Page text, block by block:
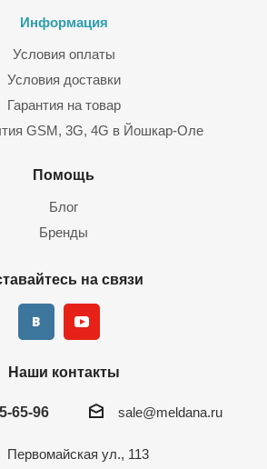
Информация
Условия оплаты
Условия доставки
Гарантия на товар
GSM, 3G, 4G в Йошкар-Оле
Помощь
Блог
Бренды
на связи
Наши контакты
65-96 sale@meldana.ru
Первомайская ул., 113